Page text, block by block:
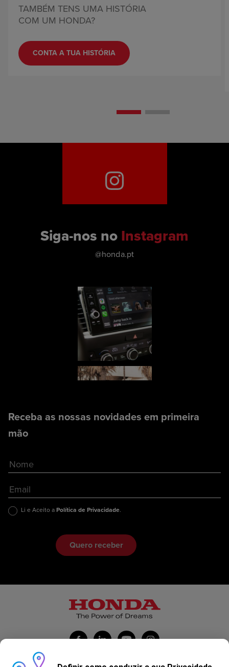
TAMBÉM TENS UMA HISTÓRIA
COM UM HONDA?
CONTA A TUA HISTÓRIA
Siga-nos no Instagram
@honda.pt
Receba as nossas novidades em primeira
mão
Li e Aceito a Política de Privacidade.